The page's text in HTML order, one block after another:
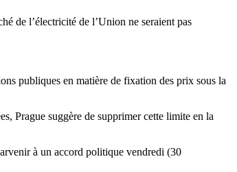
de l’électricité de l’Union ne seraient pas
publiques en matière de fixation des prix sous la
Prague suggère de supprimer cette limite en la
à un accord politique vendredi (30